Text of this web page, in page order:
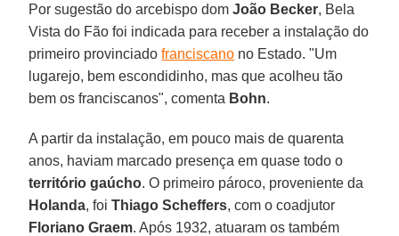
Por sugestão do arcebispo domJoão Becker, Bela
Vista do Fão foi indicada para receber a instalação do
primeiro provinciadofranciscano no Estado. "Um
lugarejo, bem escondidinho, mas que acolheu tão
bem os franciscanos", comenta Bohn.
A partir da instalação, em pouco mais de quarenta
anos, haviam marcado presença em quase todo o
território gaúcho. O primeiro pároco, proveniente da
Holanda, foiThiago Scheffers, com o coadjutor
Floriano Graem. Após 1932, atuaram os também